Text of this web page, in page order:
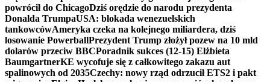
powrócił do ChicagoDziś orędzie do narodu prezydenta
Donalda TrumpaUSA: blokada wenezuelskich
tankowcówAmeryka czeka na kolejnego miliardera, dziś
losowanie PowerballPrezydent Trump złożył pozew na 10 mld
dolarów przeciw BBCPoradnik sukces (12-15) Elżbieta
BaumgartnerKE wycofuje się z całkowitego zakazu aut
spalinowych od 2035Czechy: nowy rząd odrzucił ETS2 i pakt